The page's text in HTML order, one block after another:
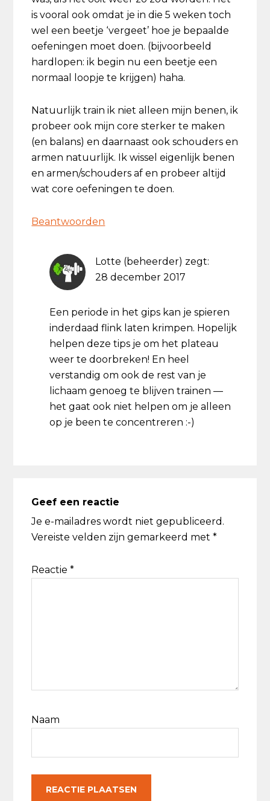
is vooral ook omdat je in die 5 weken toch
wel een beetje ‘vergeet’ hoe je bepaalde
oefeningen moet doen. (bijvoorbeeld
hardlopen: ik begin nu een beetje een
normaal loopje te krijgen) haha.
Natuurlijk train ik niet alleen mijn benen, ik
probeer ook mijn core sterker te maken
(en balans) en daarnaast ook schouders en
armen natuurlijk. Ik wissel eigenlijk benen
en armen/schouders af en probeer altijd
wat core oefeningen te doen.
Beantwoorden
Lotte (beheerder) zegt:
28 december 2017
Een periode in het gips kan je spieren
inderdaad flink laten krimpen. Hopelijk
helpen deze tips je om het plateau
weer te doorbreken! En heel
verstandig om ook de rest van je
lichaam genoeg te blijven trainen —
het gaat ook niet helpen om je alleen
op je been te concentreren :-)
Geef een reactie
Je e-mailadres wordt niet gepubliceerd.
Vereiste velden zijn gemarkeerd met*
Reactie*
Naam